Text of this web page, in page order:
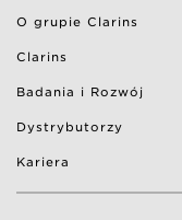
O grupie Clarins
Clarins
Badania i Rozwój
Dystrybutorzy
Kariera